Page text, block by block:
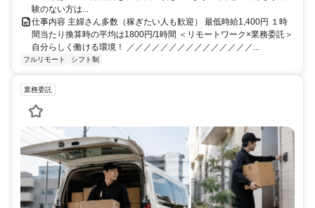
験のない方は...
仕事内容 主婦さん多数（稼ぎたい人も歓迎） 最低時給1,400円 １時
間当たり換算時の平均は1800円/1時間 ＜リモートワーク×業務委託＞
自分らしく働ける環境！ ／／／／／／／／／／／／／／／...
フルリモート シフト制
業務委託